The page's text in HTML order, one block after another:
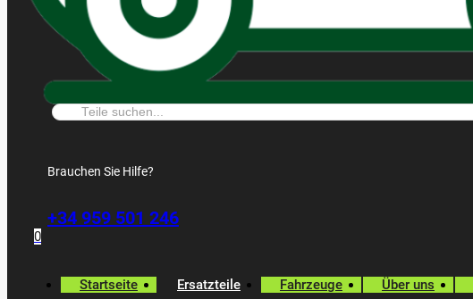
Suche:
Brauchen Sie Hilfe?
+34 959 501 246
0
Startseite Ersatzteile Fahrzeuge Über uns